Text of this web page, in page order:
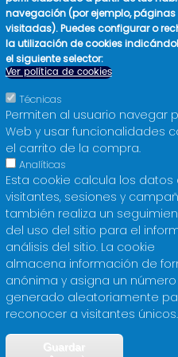
Libros
Licores
navegación (por ejemplo, páginas
visitadas). Puedes configurar o
la utilización de cookies
el siguiente selector:
Ver política de cookies
Técnicas
Permiten al usuario navegar
Web y usar funcionalidades
el carrito de la compra.
Analíticas
Esta cookie calcula los datos
visitantes, sesiones y
también realiza un
del uso del sitio para el
análisis del sitio. La cookie
almacena información de
anónima y asigna un número
generado aleatoriamente
reconocer a visitantes únicos.